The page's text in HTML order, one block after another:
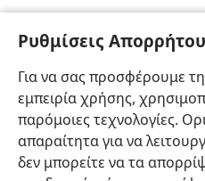
Ρυθμίσεις Απορρήτου
Για να σας προσφέρουμε
εμπειρία χρήσης,
παρόμοιες τεχνολογίες.
απαραίτητα για να
δεν μπορείτε να τα
Ελληνική